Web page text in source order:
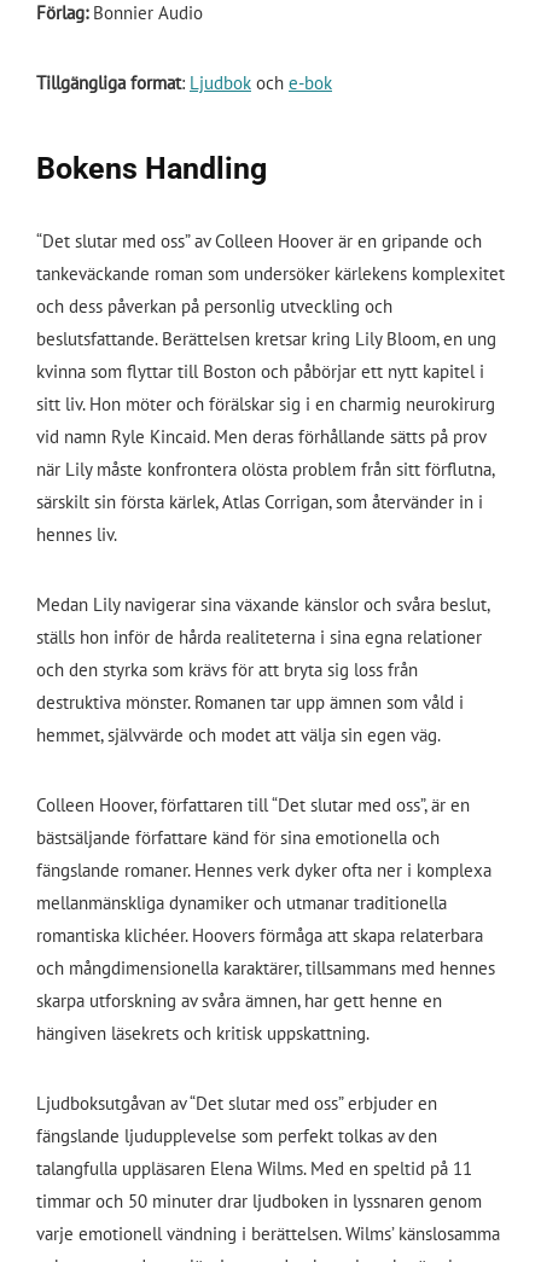
Förlag: Bonnier Audio
Tillgängliga format: Ljudbok och e-bok
Bokens Handling
“Det slutar med oss” av Colleen Hoover är en gripande och
tankeväckande roman som undersöker kärlekens komplexitet
och dess påverkan på personlig utveckling och
beslutsfattande. Berättelsen kretsar kring Lily Bloom, en ung
kvinna som flyttar till Boston och påbörjar ett nytt kapitel i
sitt liv. Hon möter och förälskar sig i en charmig neurokirurg
vid namn Ryle Kincaid. Men deras förhållande sätts på prov
när Lily måste konfrontera olösta problem från sitt förflutna,
särskilt sin första kärlek, Atlas Corrigan, som återvänder in i
hennes liv.
Medan Lily navigerar sina växande känslor och svåra beslut,
ställs hon inför de hårda realiteterna i sina egna relationer
och den styrka som krävs för att bryta sig loss från
destruktiva mönster. Romanen tar upp ämnen som våld i
hemmet, självvärde och modet att välja sin egen väg.
Colleen Hoover, författaren till “Det slutar med oss”, är en
bästsäljande författare känd för sina emotionella och
fängslande romaner. Hennes verk dyker ofta ner i komplexa
mellanmänskliga dynamiker och utmanar traditionella
romantiska klichéer. Hoovers förmåga att skapa relaterbara
och mångdimensionella karaktärer, tillsammans med hennes
skarpa utforskning av svåra ämnen, har gett henne en
hängiven läsekrets och kritisk uppskattning.
Ljudboksutgåvan av “Det slutar med oss” erbjuder en
fängslande ljudupplevelse som perfekt tolkas av den
talangfulla uppläsaren Elena Wilms. Med en speltid på 11
timmar och 50 minuter drar ljudboken in lyssnaren genom
varje emotionell vändning i berättelsen. Wilms’ känslosamma